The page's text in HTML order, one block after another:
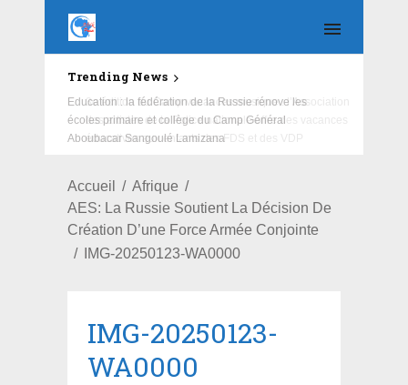
Trending News
Education : la fédération de la Russie rénove les
écoles primaire et collège du Camp Général
Aboubacar Sangoulé Lamizana
Accueil
Afrique
AES: La Russie Soutient La Décision De
Création D’une Force Armée Conjointe
IMG-20250123-WA0000
IMG-20250123-
WA0000